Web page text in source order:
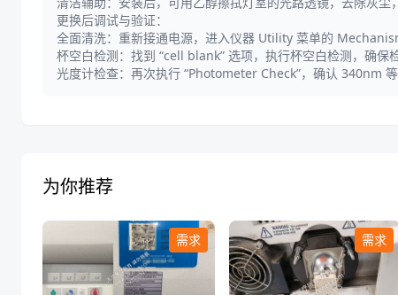
更换后调试与验证：
全面清洗：重新接通电源，进入仪器 Utility 菜单的
杯空白检测：找到 “cell blank” 选项，执行杯空白检测，确保
光度计检查：再次执行 “Photometer Check”，确认 340nm
为你推荐
需求 需求